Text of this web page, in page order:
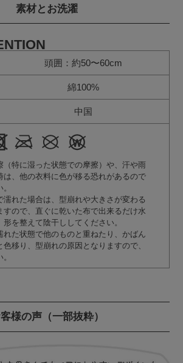
素材とお洗濯
頭囲：約50〜60cm
綿100%
中国
（特に湿った状態での摩擦）や、汗や雨
は、他の衣料に色が移る恐れがあるので
濡れた場合は、型崩れや大きさが変わる
すので、直ぐに乾いた布で出来るだけ水
を整えて陰干ししてください。
れた状態で他のものと重ねたり、かばん
移り、型崩れの原因となりますので、
様の声（一部抜粋）